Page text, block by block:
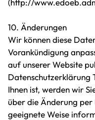
(http://
10. Änderungen
Wir können diese
Vorankündigung
auf unserer Website
Datenschutzerklärung
Ihnen ist, werden wir
über die Änderung
geeignete Weise